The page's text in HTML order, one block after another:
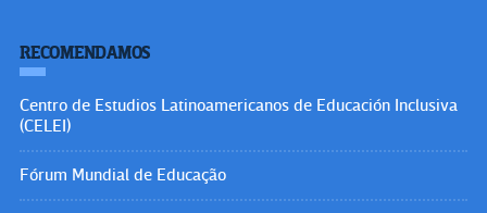
RECOMENDAMOS
Centro de Estudios Latinoamericanos de Educación Inclusiva
(CELEI)
Fórum Mundial de Educação